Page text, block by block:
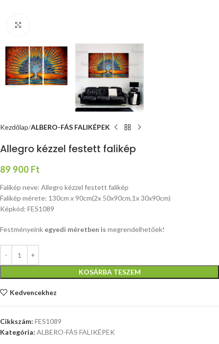
Kezdőlap ALBERO-FÁS FALIKÉPEK
Allegro kézzel festett falikép
89 900 Ft
Falikép neve: Allegro kézzel festett falikép
Falikép mérete: 130cm x 90cm(2x 50x90cm,1x 30x90cm)
Képkód: FES1089
Festményeink egyedi méretben is megrendelhetőek!
KOSÁRBA TESZEM
Kedvencekhez
Cikkszám: FES1089
Kategória: ALBERO-FÁS FALIKÉPEK